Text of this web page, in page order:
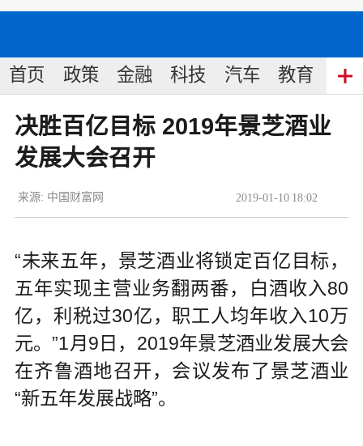
首页 政策 金融 科技 汽车 教育 食
决胜百亿目标 2019年景芝酒业
发展大会召开
2019-01-10 18:02
来源: 中国财富网
“未来五年，景芝酒业将锁定百亿目标，
五年实现主营业务翻两番，白酒收入80
亿，利税过30亿，职工人均年收入10万
元。”1月9日，2019年景芝酒业发展大会
在齐鲁酒地召开，会议发布了景芝酒业
“新五年发展战略”。